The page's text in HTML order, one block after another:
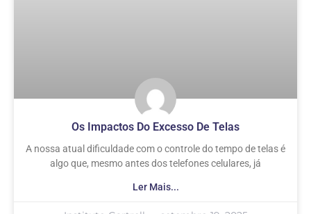
Os Impactos Do Excesso De Telas
A nossa atual dificuldade com o controle do tempo de telas é
algo que, mesmo antes dos telefones celulares, já
Ler Mais...